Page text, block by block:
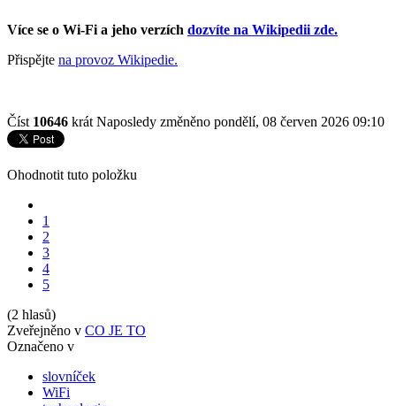
Více se o Wi-Fi a jeho verzích dozvíte na Wikipedii zde.
Přispějte na provoz Wikipedie.
Číst 10646 krát Naposledy změněno pondělí, 08 červen 2026 09:10
Ohodnotit tuto položku
1
2
3
4
5
(2 hlasů)
Zveřejněno v CO JE TO
Označeno v
slovníček
WiFi